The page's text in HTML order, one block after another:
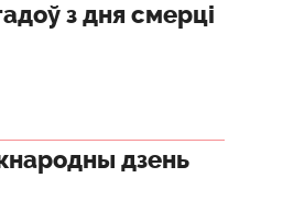
з дня смерці
дзень